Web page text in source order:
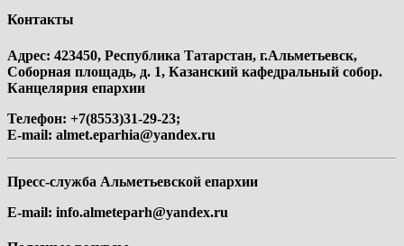
Контакты
Адрес: 423450, Республика Татарстан, г.Альметьевск,
Соборная площадь, д. 1, Казанский кафедральный собор.
Канцелярия епархии
Телефон: +7(8553)31-29-23;
E-mail: almet.eparhia@yandex.ru
Пресс-служба Альметьевской епархии
E-mail: info.almeteparh@yandex.ru